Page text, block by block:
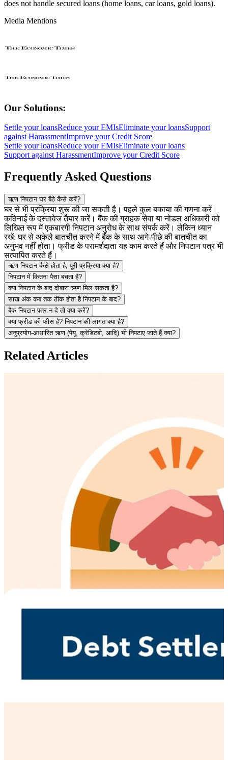
does not handle secured loans (home loans, car loans, gold loans).
Media Mentions
Our Solutions:
Settle your loansReduce your EMIsEliminate your loansSupport
against HarassmentImprove your Credit Score
Settle your loansReduce your EMIsEliminate your loans
Support against HarassmentImprove your Credit Score
Frequently Asked Questions
ऋण निपटान घर बैठे कैसे करें?
घर से भी प्रक्रिया शुरू की जा सकती है। पहले कुल बकाया की गणना करें।
कठिनाई के दस्तावेज तैयार करें। बैंक की ग्राहक सेवा या नोडल अधिकारी को
लिखित रूप में एकबारगी निपटान अनुरोध के साथ संपर्क करें। लेकिन ध्यान
रखें: घर से अकेले बातचीत करने में बैंक के साथ आगे-पीछे की बातचीत का
अनुभव नहीं होता। फ्रीड के परामर्शदाता यह काम करते हैं और निपटान पत्र भी
सत्यापित करते हैं।
ऋण निपटान कैसे होता है, पूरी प्रक्रिया क्या है?
निपटान में कितना पैसा बचता है?
क्या निपटान के बाद दोबारा ऋण मिल सकता है?
साख अंक कब तक ठीक होता है निपटान के बाद?
बैंक निपटान पत्र न दे तो क्या करें?
क्या फ्रीड की फीस है? निपटान की लागत क्या है?
अनुप्रयोग-आधारित ऋण (पेयू, क्रेडिटबी, आदि) भी निपटाए जाते हैं क्या?
Related Articles